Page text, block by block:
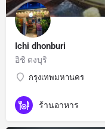
Ichi dhonburi
อิชิ ดงบุริ
กรุงเทพมหานคร
ร้านอาหาร